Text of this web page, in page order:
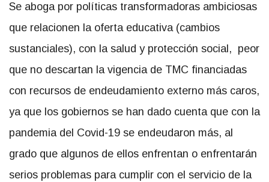
Se aboga por políticas transformadoras ambiciosas
que relacionen la oferta educativa (cambios
sustanciales), con la salud y protección social, peor
que no descartan la vigencia de TMC financiadas
con recursos de endeudamiento externo más caros,
ya que los gobiernos se han dado cuenta que con la
pandemia del Covid-19 se endeudaron más, al
grado que algunos de ellos enfrentan o enfrentarán
serios problemas para cumplir con el servicio de la